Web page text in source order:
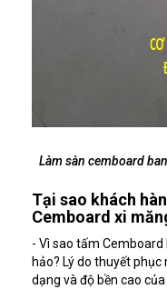
Làm sàn cemboard
Tại sao khách
Cemboard xi
- Vì sao tấm
hảo? Lý do thuyết
dạng và độ bền cao